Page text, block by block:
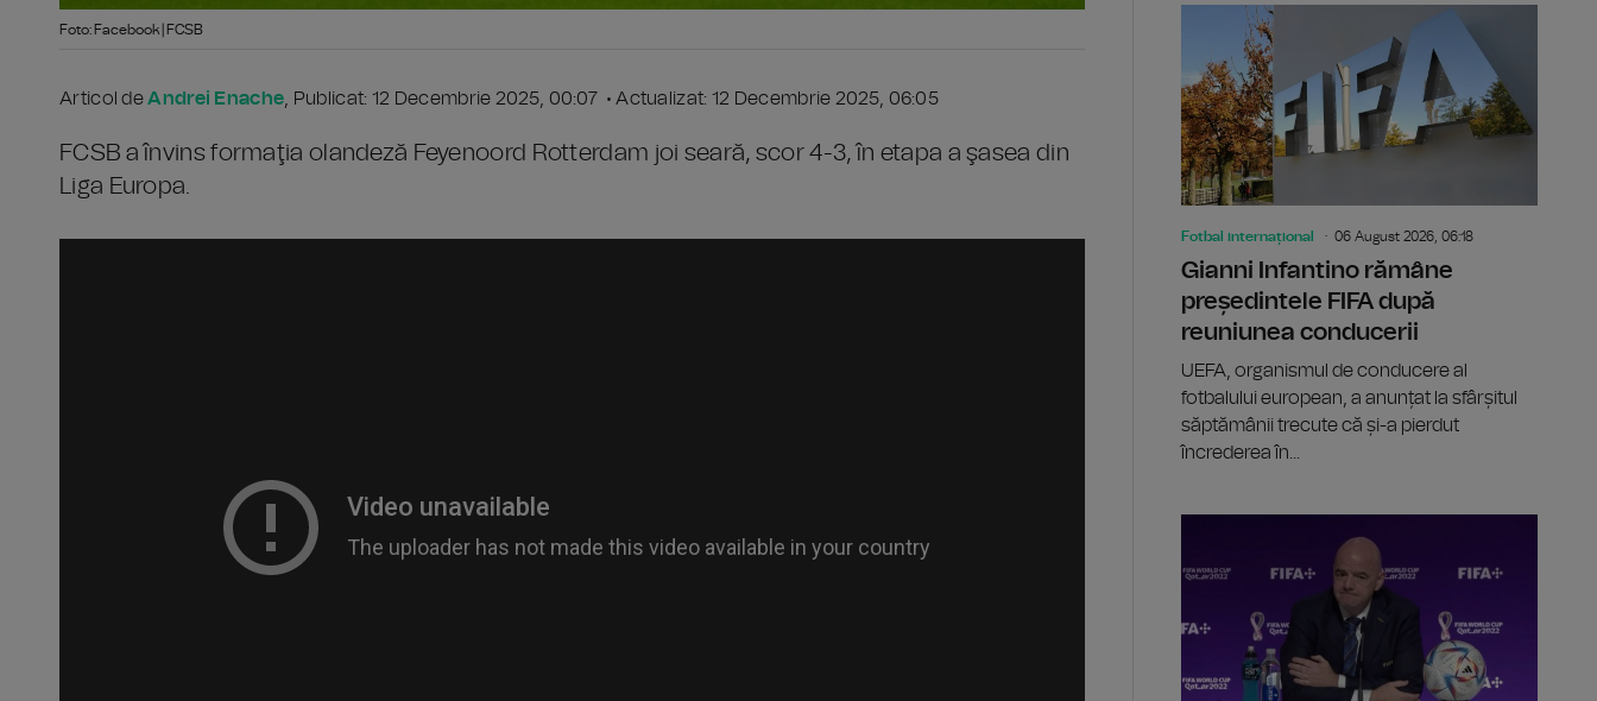
Foto: Facebook | FCSB
Articol deAndrei Enache, Publicat: 12 Decembrie 2025, 00:07 • Actualizat: 12 Decembrie 2025, 06:05
FCSB a învins formaţia olandeză Feyenoord Rotterdam joi seară, scor 4-3, în etapa a şasea din
Liga Europa.
Fotbal internațional 06 August 2026, 06:18
Gianni Infantino rămâne
președintele FIFA după
reuniunea conducerii
UEFA, organismul de conducere al
fotbalului european, a anunțat la sfârșitul
săptămânii trecute că și-a pierdut
încrederea în...